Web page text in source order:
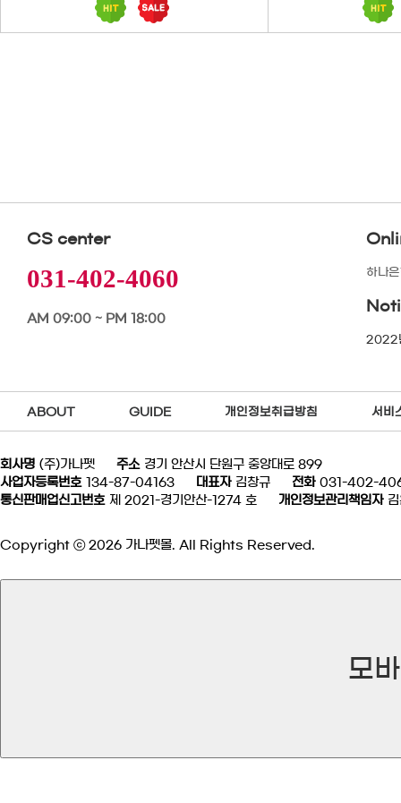
CS center
031-402-4060
AM 09:00 ~ PM 18:00
하나
2022
ABOUT GUIDE 개인정보취급방침 서비
회사명 (주)가나펫 주소 경기 안산시 단원구 중앙대로 899
사업자등록번호
134-87-04163 대표자 김창규 전화 031-402-
통신판매업신고번호 제 2021-경기안산-1274 호 개인정보관리책임자
Copyright ⓒ 2026 가나펫몰. All Rights Reserved.
모